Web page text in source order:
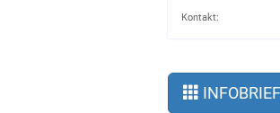
Kontakt: